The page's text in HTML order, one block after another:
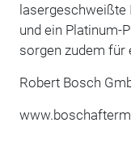
lasergeschweißte
und ein Platinum-
sorgen zudem für
Robert Bosch